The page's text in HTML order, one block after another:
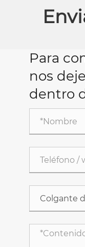
Para
nos
dentro